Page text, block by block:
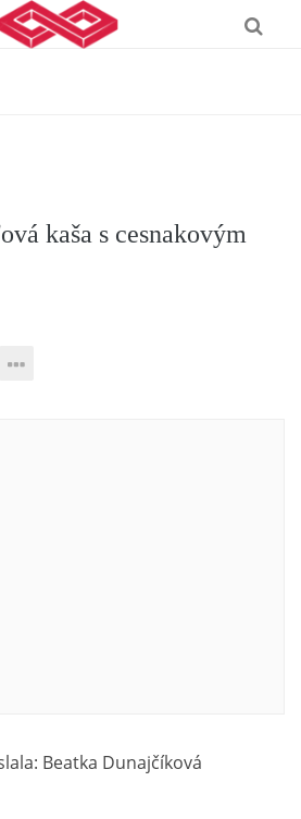
kaša s cesnakovým
Beatka Dunajčíková